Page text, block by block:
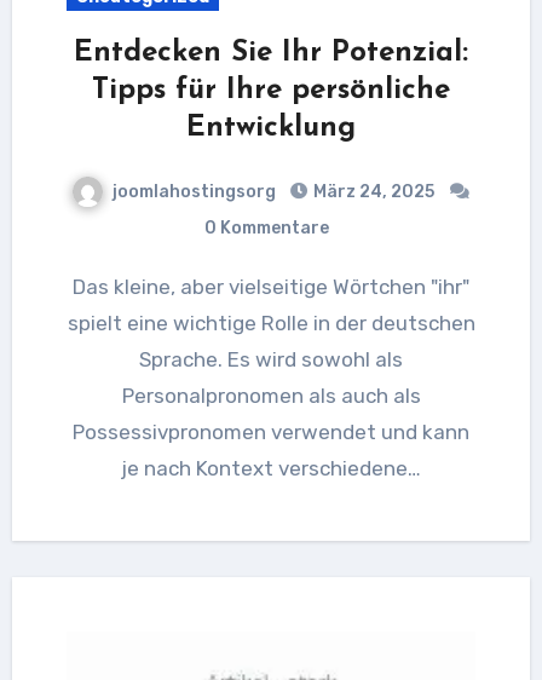
Entdecken Sie Ihr Potenzial:
Tipps für Ihre persönliche
Entwicklung
joomlahostingsorg
März 24, 2025
0 Kommentare
Das kleine, aber vielseitige Wörtchen "ihr"
spielt eine wichtige Rolle in der deutschen
Sprache. Es wird sowohl als
Personalpronomen als auch als
Possessivpronomen verwendet und kann
je nach Kontext verschiedene…